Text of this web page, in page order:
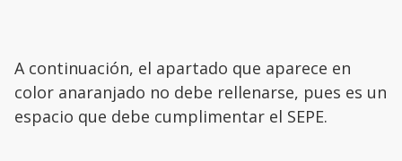
A continuación, el apartado que aparece en
color anaranjado no debe rellenarse, pues es un
espacio que debe cumplimentar el SEPE.